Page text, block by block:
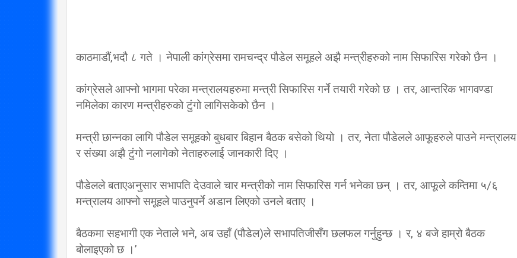
काठमाडौं,भदौ ८ गते । नेपाली कांग्रेसमा रामचन्द्र पौडेल समूहले अझै मन्त्रीहरुको नाम सिफारिस गरेको छैन ।
कांग्रेसले आफ्नो भागमा परेका मन्त्रालयहरुमा मन्त्री सिफारिस गर्ने तयारी गरेको छ । तर, आन्तरिक भागवण्डा
नमिलेका कारण मन्त्रीहरुको टुंगो लागिसकेको छैन ।
मन्त्री छान्नका लागि पौडेल समूहको बुधबार बिहान बैठक बसेको थियो । तर, नेता पौडेलले आफूहरुले पाउने मन्त्रालय
र संख्या अझै टुंगो नलागेको नेताहरुलाई जानकारी दिए ।
पौडेलले बताएअनुसार सभापति देउवाले चार मन्त्रीको नाम सिफारिस गर्न भनेका छन् । तर, आफूले कम्तिमा ५/६
मन्त्रालय आफ्नो समूहले पाउनुपर्ने अडान लिएको उनले बताए ।
बैठकमा सहभागी एक नेताले भने, अब उहाँ (पौडेल)ले सभापतिजीसँग छलफल गर्नुहुन्छ । र, ४ बजे हाम्रो बैठक
बोलाइएको छ ।’
दायराभित्र आएर हिँड्नुको
विकल्प छैन् : मुख्यमन्त्री राई
सरकारलाई विप्लव चुनौति, के
गर्छ अब सरकार ?
पुराना पार्टीहरु चक्रपथमा